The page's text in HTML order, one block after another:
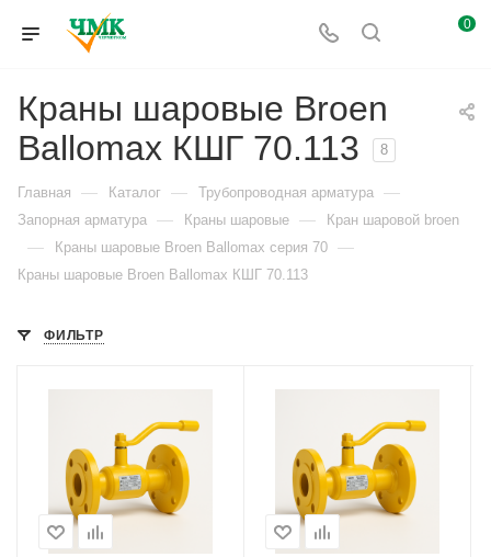
0
Краны шаровые Broen
Ballomax КШГ 70.113
8
Главная — Каталог — Трубопроводная арматура —
Запорная арматура — Краны шаровые — Кран шаровой broen
— Краны шаровые Broen Ballomax серия 70 —
Краны шаровые Broen Ballomax КШГ 70.113
ФИЛЬТР